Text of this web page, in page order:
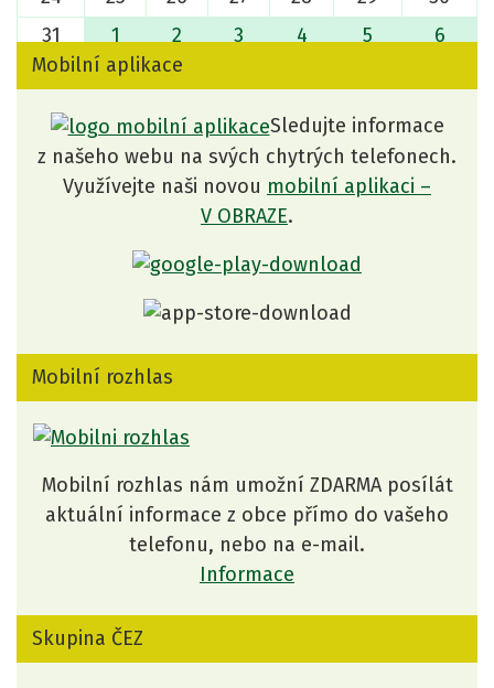
31
1 2 3 4 5
6
Mobilní aplikace
Sledujte informace
z našeho webu na svých chytrých telefonech.
Využívejte naši novou mobilní aplikaci –
V OBRAZE.
Mobilní rozhlas
Mobilní rozhlas nám umožní ZDARMA posílát
aktuální informace z obce přímo do vašeho
telefonu, nebo na e-mail.
Informace
Skupina ČEZ